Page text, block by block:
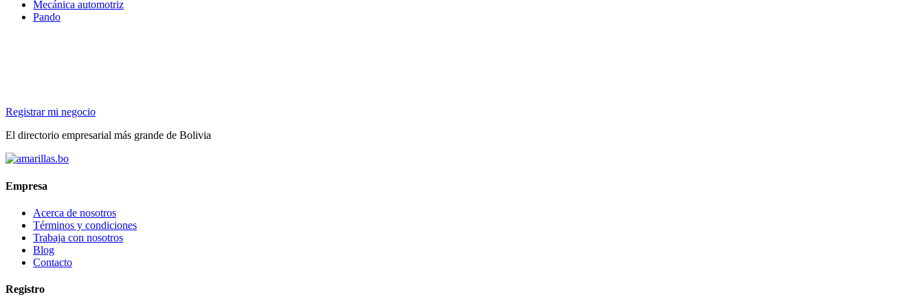
Mecánica automotriz
Pando
Registrar mi negocio
El directorio empresarial más grande de Bolivia
Empresa
Acerca de nosotros
Términos y condiciones
Trabaja con nosotros
Blog
Contacto
Registro